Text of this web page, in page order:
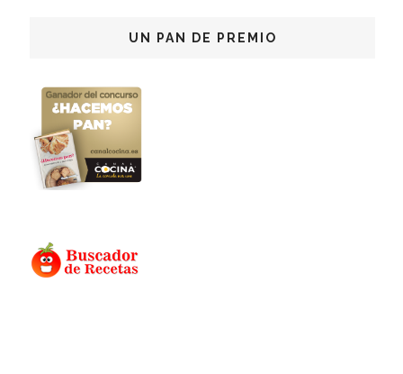
UN PAN DE PREMIO